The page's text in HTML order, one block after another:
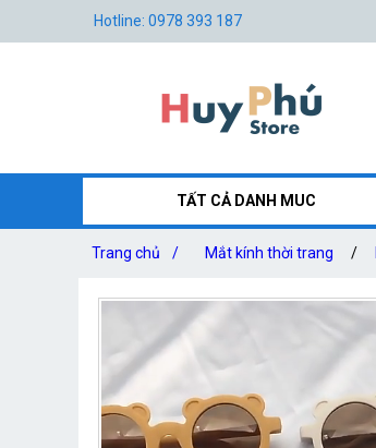
Hotline: 0978 393 187
TẤT CẢ DANH MUC
Trang chủ / Mắt kính thời trang /